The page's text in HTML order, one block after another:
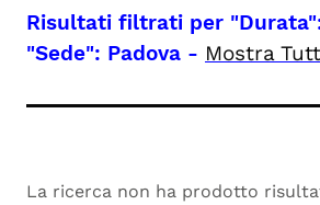
Risultati filtrati per
"Sede": Padova - Mostra
La ricerca non ha prodotto